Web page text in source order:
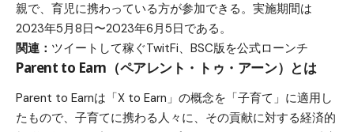
親で、育児に携わっている方が参加できる。実施期間は
2023年5月8日〜2023年6月5日である。
関連： ツイートして稼ぐTwitFi、BSC版を公式ローンチ
​Parent to Earn（ペアレント・トゥ・アーン）とは
Parent to Earnは「X to Earn」の概念を「子育て」に適用し
たもので、子育てに携わる人々に、その貢献に対する経済的